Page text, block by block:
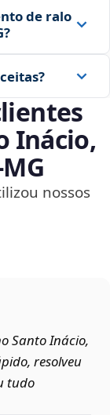
de ralo
Inácio,
nossos
Santo Inácio,
resolveu
tudo